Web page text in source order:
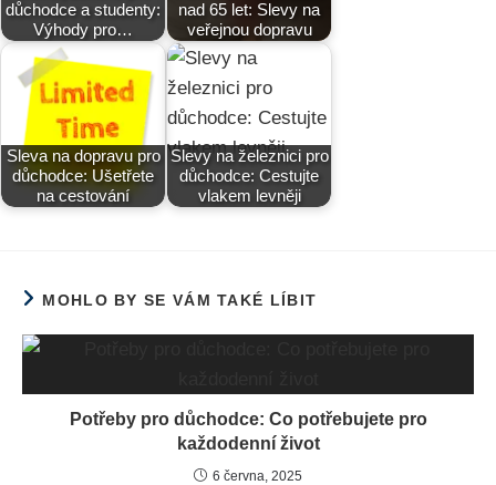
důchodce a studenty:
Výhody pro…
nad 65 let: Slevy na
veřejnou dopravu
Sleva na dopravu pro
důchodce: Ušetřete
na cestování
Slevy na železnici pro
důchodce: Cestujte
vlakem levněji
MOHLO BY SE VÁM TAKÉ LÍBIT
Potřeby pro důchodce: Co potřebujete pro
každodenní život
6 června, 2025